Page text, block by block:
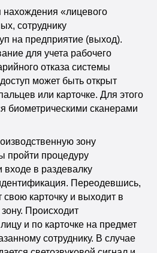
«лицевого
сотруднику
на предприятие (выход).
для учета рабочего
отказа системы
может быть открыт
или карточке. Для этого
биометрическими сканерами
зону
пройти процедуру
в раздевалку
Переодевшись,
свою карточку и выходит в
Происходит
и по карточке на предмет
сотруднику. В случае